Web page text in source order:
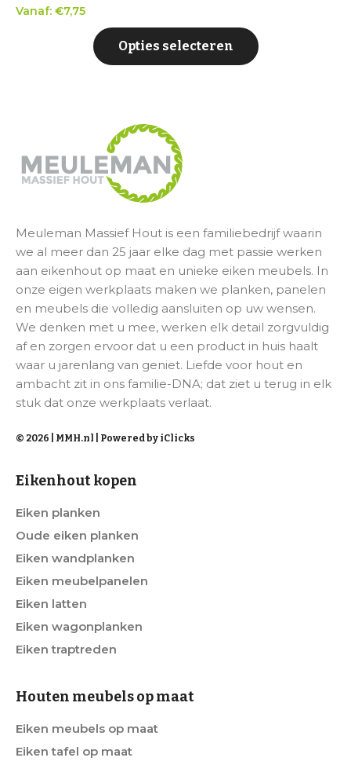
Vanaf: €7,75
Opties selecteren
Meuleman Massief Hout is een familiebedrijf waarin
we al meer dan 25 jaar elke dag met passie werken
aan eikenhout op maat en unieke eiken meubels. In
onze eigen werkplaats maken we planken, panelen
en meubels die volledig aansluiten op uw wensen.
We denken met u mee, werken elk detail zorgvuldig
af en zorgen ervoor dat u een product in huis haalt
waar u jarenlang van geniet. Liefde voor hout en
ambacht zit in ons familie-DNA; dat ziet u terug in elk
stuk dat onze werkplaats verlaat.
© 2026 | MMH.nl | Powered by iClicks
Eikenhout kopen
Eiken planken
Oude eiken planken
Eiken wandplanken
Eiken meubelpanelen
Eiken latten
Eiken wagonplanken
Eiken traptreden
Houten meubels op maat
Eiken meubels op maat
Eiken tafel op maat